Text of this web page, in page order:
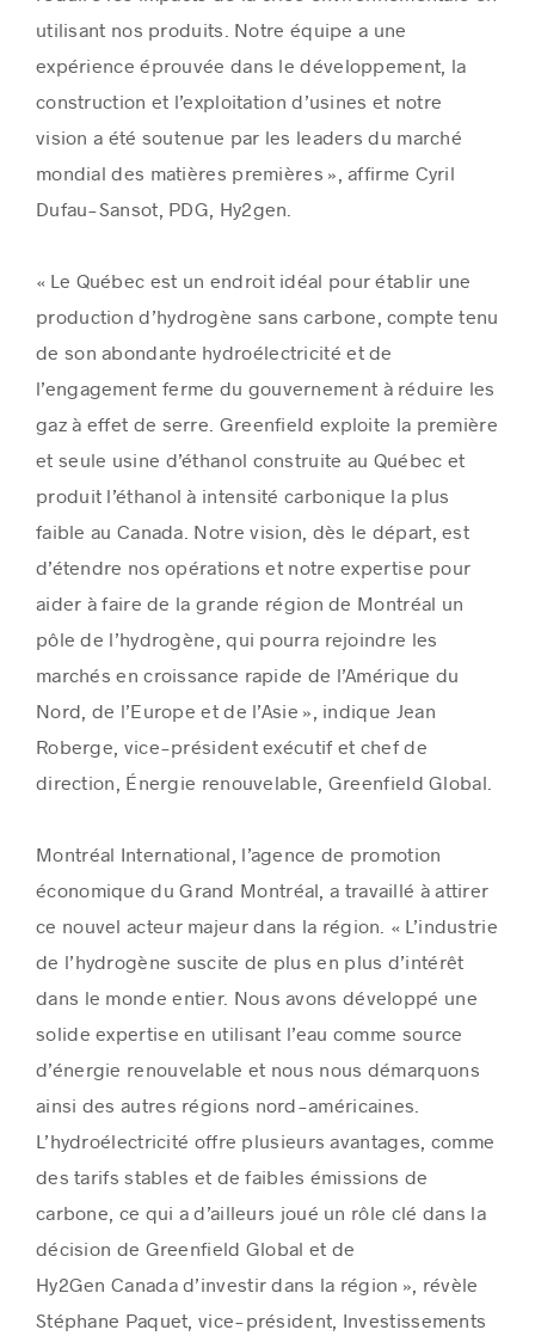
utilisant nos produits. Notre équipe a une
expérience éprouvée dans le développement, la
construction et l’exploitation d’usines et notre
vision a été soutenue par les leaders du marché
mondial des matières premières », affirme Cyril
Dufau-Sansot , PDG, Hy2gen.
« Le Québec est un endroit idéal pour établir une
production d’hydrogène sans carbone, compte tenu
de son abondante hydroélectricité et de
l’engagement ferme du gouvernement à réduire les
gaz à effet de serre. Greenfield exploite la première
et seule usine d’éthanol construite au Québec et
produit l’éthanol à intensité carbonique la plus
faible auCanada . Notre vision, dès le départ, est
d’étendre nos opérations et notre expertise pour
aider à faire de la grande région de Montréal un
pôle de l’hydrogène, qui pourra rejoindre les
marchés en croissance rapide de l’Amérique du
Nord, de l’Europe et de l’Asie », indique Jean
Roberge , vice-président exécutif et chef de
direction, Énergie renouvelable, Greenfield Global.
Montréal International, l’agence de promotion
économique du Grand Montréal, a travaillé à attirer
ce nouvel acteur majeur dans la région. « L’industrie
de l’hydrogène suscite de plus en plus d’intérêt
dans le monde entier. Nous avons développé une
solide expertise en utilisant l’eau comme source
d’énergie renouvelable et nous nous démarquons
ainsi des autres régions nord-américaines.
L’hydroélectricité offre plusieurs avantages, comme
des tarifs stables et de faibles émissions de
carbone, ce qui a d’ailleurs joué un rôle clé dans la
décision de Greenfield Global et de
Hy2GenCanadad’investir dans la région », révèle
Stéphane Paquet, vice-président, Investissements